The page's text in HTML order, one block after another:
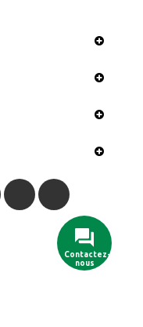
Contactez-
nous